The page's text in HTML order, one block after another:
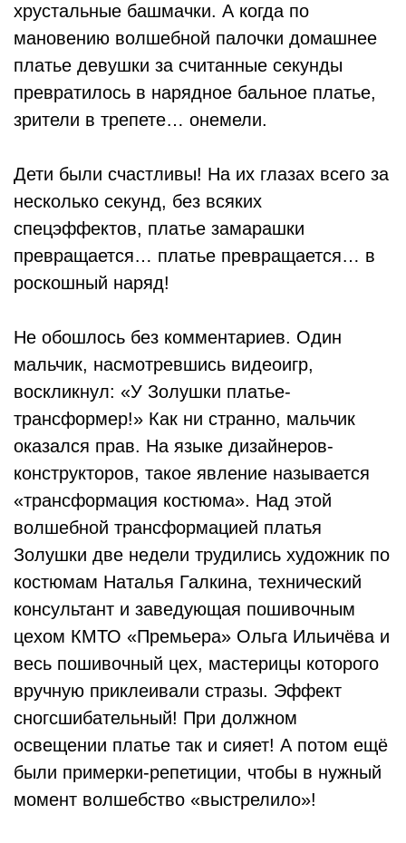
хрустальные башмачки. А когда по
мановению волшебной палочки домашнее
платье девушки за считанные секунды
превратилось в нарядное бальное платье,
зрители в трепете… онемели.
Дети были счастливы! На их глазах всего за
несколько секунд, без всяких
спецэффектов, платье замарашки
превращается… платье превращается… в
роскошный наряд!
Не обошлось без комментариев. Один
мальчик, насмотревшись видеоигр,
воскликнул: «У Золушки платье-
трансформер!» Как ни странно, мальчик
оказался прав. На языке дизайнеров-
конструкторов, такое явление называется
«трансформация костюма». Над этой
волшебной трансформацией платья
Золушки две недели трудились художник по
костюмам Наталья Галкина, технический
консультант и заведующая пошивочным
цехом КМТО «Премьера» Ольга Ильичёва и
весь пошивочный цех, мастерицы которого
вручную приклеивали стразы. Эффект
сногсшибательный! При должном
освещении платье так и сияет! А потом ещё
были примерки-репетиции, чтобы в нужный
момент волшебство «выстрелило»!